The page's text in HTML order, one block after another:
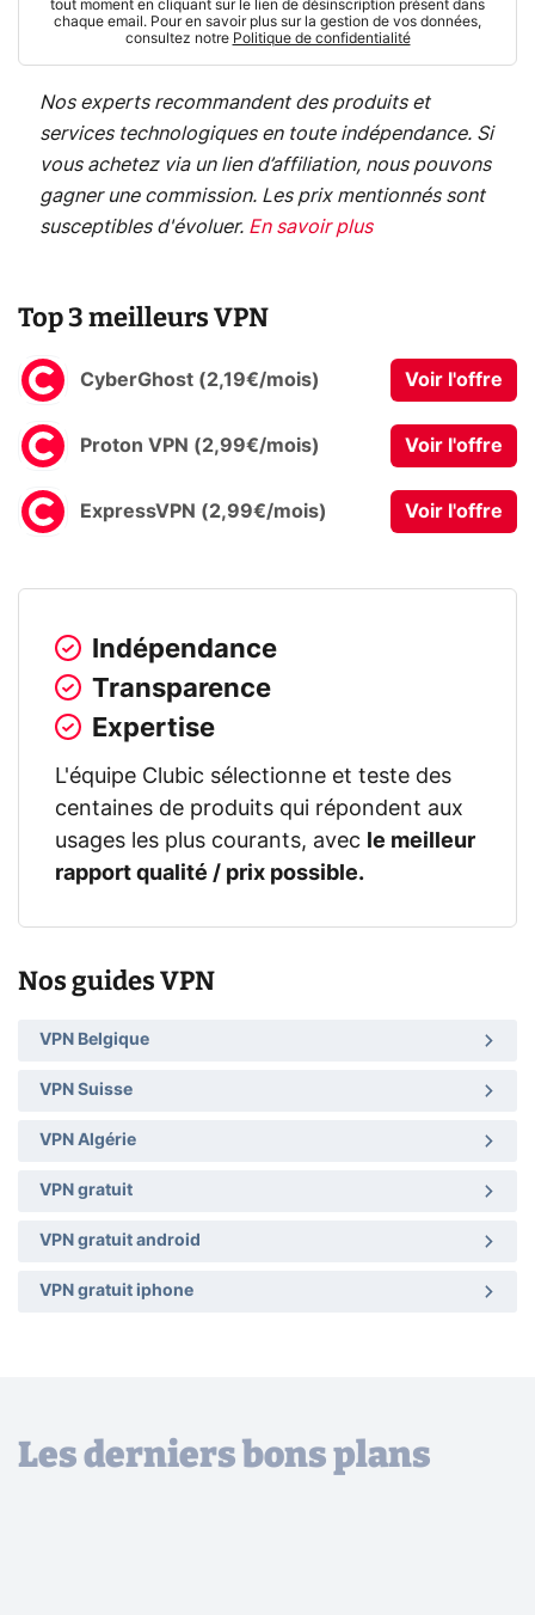
tout moment en cliquant sur le lien de désinscription présent dans
chaque email. Pour en savoir plus sur la gestion de vos données,
consultez notre Politique de confidentialité
Nos experts recommandent des produits et
services technologiques en toute indépendance. Si
vous achetez via un lien d’affiliation, nous pouvons
gagner une commission. Les prix mentionnés sont
susceptibles d'évoluer. En savoir plus
Top 3 meilleurs VPN
CyberGhost (2,19€/mois) Voir l'offre
Proton VPN (2,99€/mois) Voir l'offre
ExpressVPN (2,99€/mois) Voir l'offre
Indépendance
Transparence
Expertise
L'équipe Clubic sélectionne et teste des
centaines de produits qui répondent aux
usages les plus courants, avec
le meilleur
rapport qualité / prix possible.
Nos guides VPN
VPN Belgique
VPN Suisse
VPN Algérie
VPN gratuit
VPN gratuit android
VPN gratuit iphone
Les derniers bons plans